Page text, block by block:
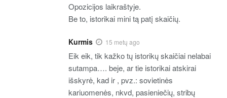
Opozicijos laikraštyje.
Be to, istorikai mini tą patį skaičių.
Kurmis 15 metų ago
Eik eik, tik kažko tų istorikų skaičiai nelabai
sutampa…. beje, ar tie istorikai atskirai
išskyrė, kad ir , pvz.: sovietinės
kariuomenės, nkvd, pasieniečių, stribų